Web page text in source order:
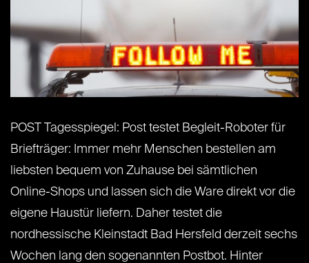
POST Tagesspiegel: Post testet Begleit-Roboter für
Briefträger: Immer mehr Menschen bestellen am
liebsten bequem von Zuhause bei sämtlichen
Online-Shops und lassen sich die Ware direkt vor die
eigene Haustür liefern. Daher testet die
nordhessische Kleinstadt Bad Hersfeld derzeit sechs
Wochen lang den sogenannten Postbot. Hinter